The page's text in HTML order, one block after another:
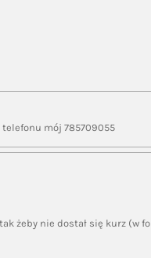
mój 785709055
żeby nie dostał się kurz (w